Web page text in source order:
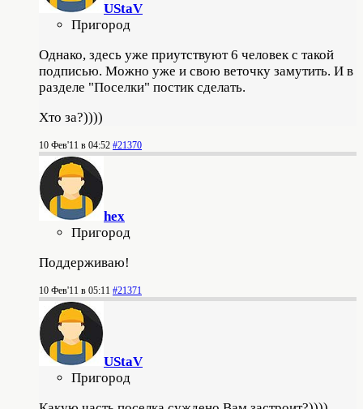
UStaV
Пригород
Однако, здесь уже приутствуют 6 человек с такой
подписью. Можно уже и свою веточку замутить. И в
разделе "Поселки" постик сделать.
Хто за?))))
10 Фев'11 в 04:52 #21370
hex
Пригород
Поддерживаю!
10 Фев'11 в 05:11 #21371
UStaV
Пригород